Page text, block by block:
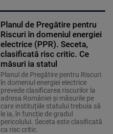
Planul de Pregătire pentru
Riscuri în domeniul energiei
electrice (PPR). Seceta,
clasificată risc critic. Ce
măsuri ia statul
Planul de Pregătire pentru Riscuri
în domeniul energiei electrice
prevede clasificarea riscurilor la
adresa României și măsurile pe
care instituțiile statului trebuia să
le ia, în funcție de gradul
pericolului. Seceta este clasificată
ca risc critic.